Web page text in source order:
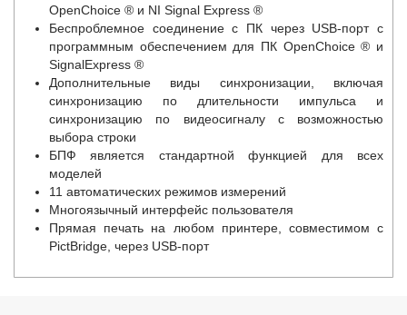
OpenChoice ® и NI Signal Express ®
Беспроблемное соединение с ПК через USB-порт с
программным обеспечением для ПК OpenChoice® и
SignalExpress ®
Дополнительные виды синхронизации, включая
синхронизацию по длительности импульса и
синхронизацию по видеосигналу с возможностью
выбора строки
БПФ является стандартной функцией для всех
моделей
11 автоматических режимов измерений
Многоязычный интерфейс пользователя
Прямая печать на любом принтере, совместимом с
PictBridge, через USB-порт